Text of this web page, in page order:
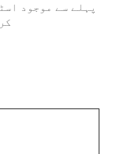
پہلے سے موجود